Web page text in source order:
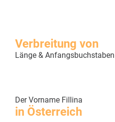
Verbreitung von
Länge & Anfangsbuchstaben
Der Vorname Fillina
in Österreich